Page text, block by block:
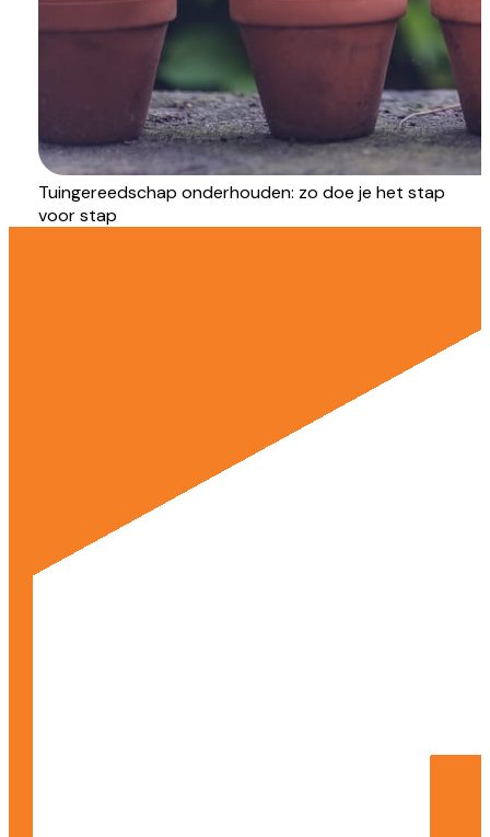
Tuingereedschap onderhouden: zo doe je het stap
voor stap